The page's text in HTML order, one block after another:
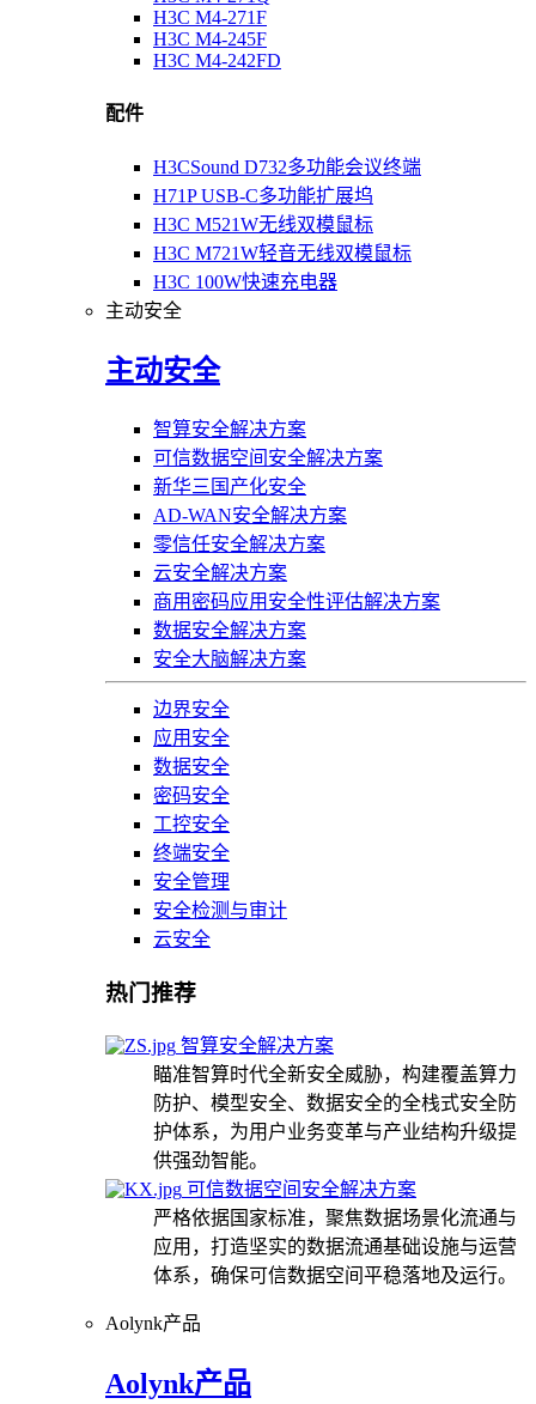
H3C M4-271F
H3C M4-245F
H3C M4-242FD
配件
H3CSound D732多功能会议终端
H71P USB-C多功能扩展坞
H3C M521W无线双模鼠标
H3C M721W轻音无线双模鼠标
H3C 100W快速充电器
主动安全
主动安全
智算安全解决方案
可信数据空间安全解决方案
新华三国产化安全
AD-WAN安全解决方案
零信任安全解决方案
云安全解决方案
商用密码应用安全性评估解决方案
数据安全解决方案
安全大脑解决方案
边界安全
应用安全
数据安全
密码安全
工控安全
终端安全
安全管理
安全检测与审计
云安全
热门推荐
智算安全解决方案
瞄准智算时代全新安全威胁，构建覆盖算力
防护、模型安全、数据安全的全栈式安全防
护体系，为用户业务变革与产业结构升级提
供强劲智能。
可信数据空间安全解决方案
严格依据国家标准，聚焦数据场景化流通与
应用，打造坚实的数据流通基础设施与运营
体系，确保可信数据空间平稳落地及运行。
Aolynk产品
Aolynk产品